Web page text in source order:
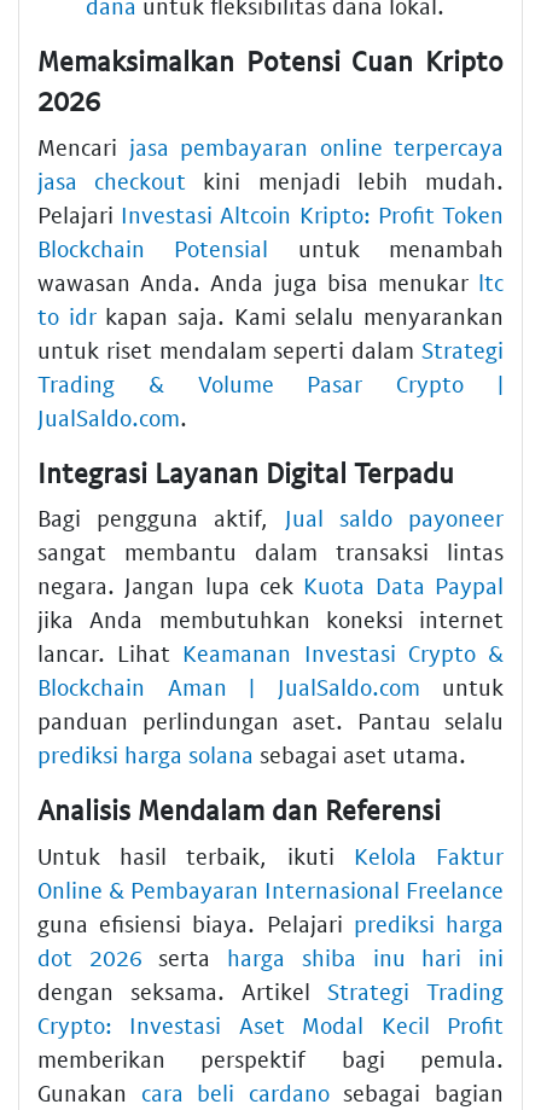
dana untuk fleksibilitas dana lokal.
Memaksimalkan Potensi Cuan Kripto
2026
Mencari jasa pembayaran online terpercaya
jasa checkout kini menjadi lebih mudah.
Pelajari Investasi Altcoin Kripto: Profit Token
Blockchain Potensial untuk menambah
wawasan Anda. Anda juga bisa menukar ltc
to idrkapan saja. Kami selalu menyarankan
untuk riset mendalam seperti dalam Strategi
Trading & Volume Pasar Crypto |
JualSaldo.com.
Integrasi Layanan Digital Terpadu
Bagi pengguna aktif, Jual saldo payoneer
sangat membantu dalam transaksi lintas
negara. Jangan lupa cek Kuota Data Paypal
jika Anda membutuhkan koneksi internet
lancar. Lihat Keamanan Investasi Crypto &
Blockchain Aman | JualSaldo.com untuk
panduan perlindungan aset. Pantau selalu
prediksi harga solana sebagai aset utama.
Analisis Mendalam dan Referensi
Untuk hasil terbaik, ikuti Kelola Faktur
Online & Pembayaran Internasional Freelance
guna efisiensi biaya. Pelajari prediksi harga
dot 2026 serta harga shiba inu hari ini
dengan seksama. Artikel Strategi Trading
Crypto: Investasi Aset Modal Kecil Profit
memberikan perspektif bagi pemula.
Gunakan cara beli cardanosebagai bagian